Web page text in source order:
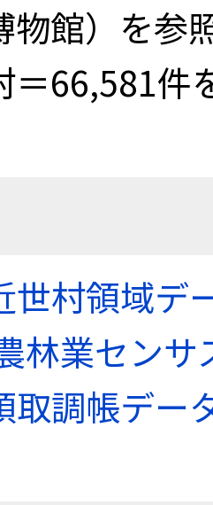
物館）を参
＝66,581件
世村領域デ
林業セン
取調帳デー